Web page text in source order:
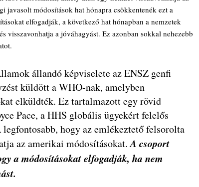
javasolt módosítások hat hónapra csökkentenék ezt a
elfogadják, a következő hat hónapban a nemzetek
visszavonhatja a jóváhagyást. Ez azonban sokkal nehezebb
állandó képviselete az ENSZ genfi
küldött a WHO-nak, amelyben
elküldték. Ez tartalmazott egy rövid
Pace, a HHS globális ügyekért felelős
hogy az emlékeztető felsorolta
az amerikai módosításokat. A csoport
a módosításokat elfogadják, ha nem